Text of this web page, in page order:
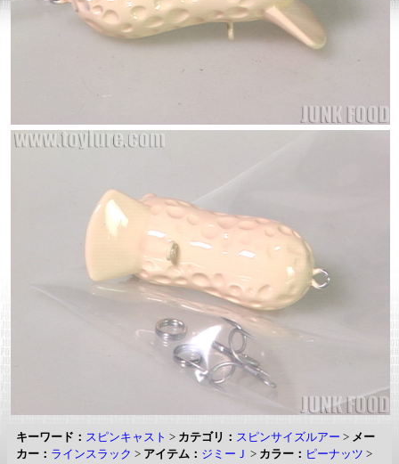
キーワード： スピンキャスト > カテゴリ： スピンサイズルアー > メー
カー： ラインスラック > アイテム： ジミーＪ > カラー： ピーナッツ >